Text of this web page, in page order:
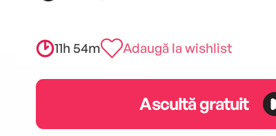
11h 54m Adaugă la wishlist
Ascultă gratuit